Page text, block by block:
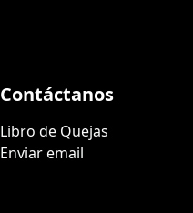
Contáctanos
Libro de Quejas
Enviar email